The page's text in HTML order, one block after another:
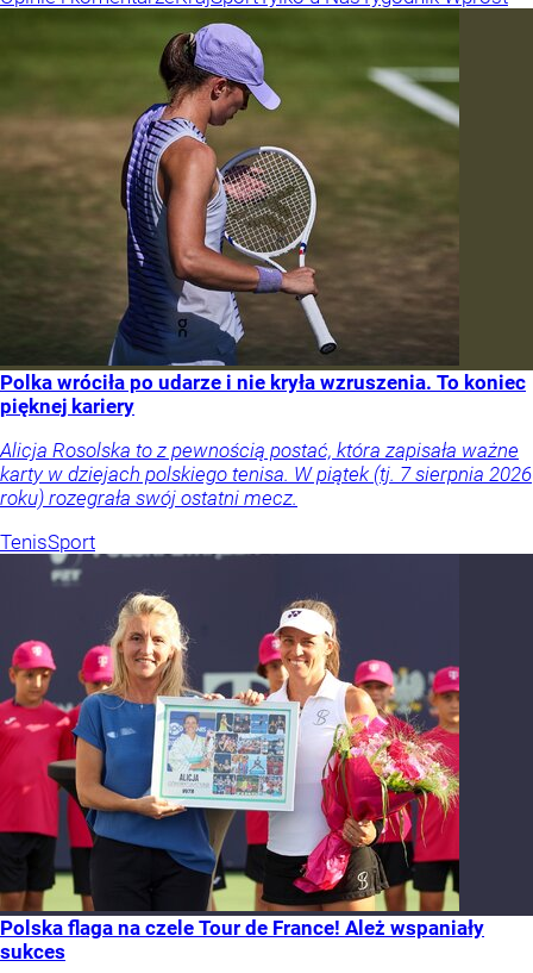
Polka wróciła po udarze i nie kryła wzruszenia. To koniec
pięknej kariery
Alicja Rosolska to z pewnością postać, która zapisała ważne
karty w dziejach polskiego tenisa. W piątek (tj. 7 sierpnia 2026
roku) rozegrała swój ostatni mecz.
TenisSport
Polska flaga na czele Tour de France! Ależ wspaniały
sukces